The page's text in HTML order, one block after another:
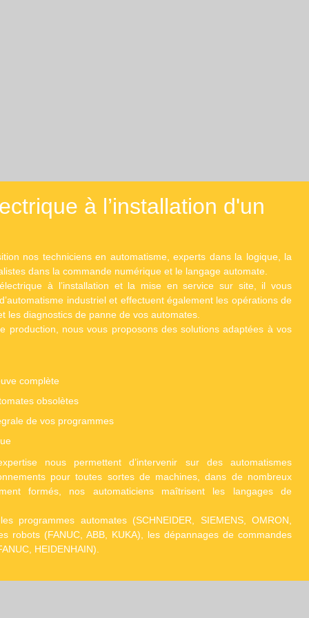
à l’installation d'un
nos techniciens en automatisme, experts dans la logique, la
dans la commande numérique et le langage automate.
à l’installation et la mise en service sur site, il vous
industriel et effectuent également les opérations de
les diagnostics de panne de vos automates.
production, nous vous proposons des solutions adaptées à vos
complète
obsolètes
de vos programmes
nous permettent d’intervenir sur des automatismes
pour toutes sortes de machines, dans de nombreux
formés, nos automaticiens maîtrisent les langages de
programmes automates (SCHNEIDER, SIEMENS, OMRON,
robots (FANUC, ABB, KUKA), les dépannages de commandes
HEIDENHAIN).